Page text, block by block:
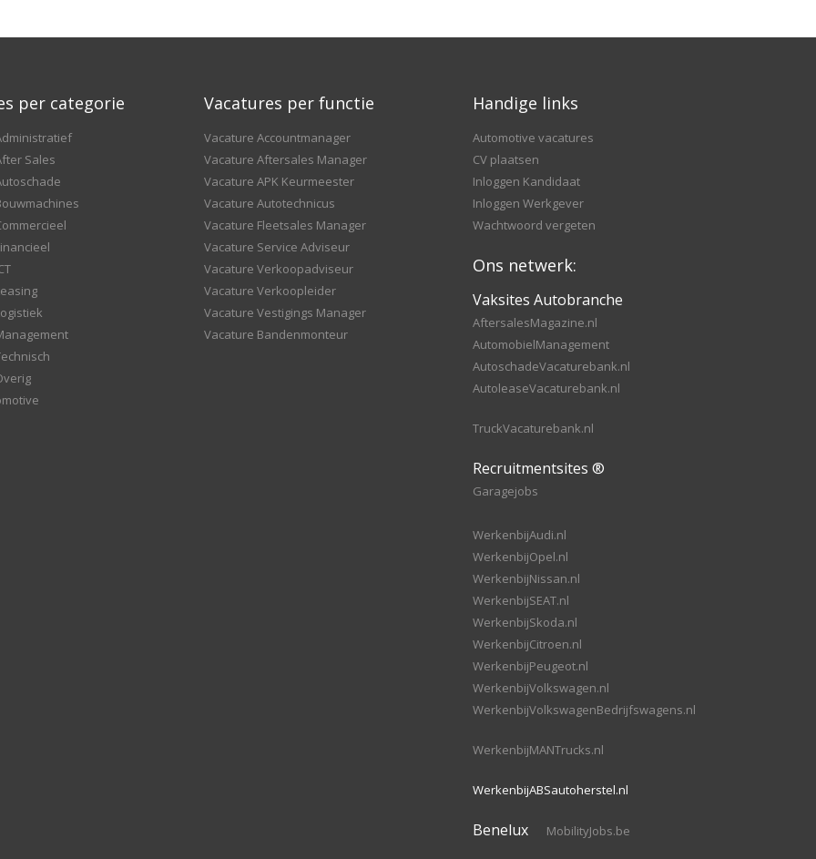
per categorie
Sales
Vacatures per functie
Vacature Accountmanager
Vacature Aftersales Manager
Vacature APK Keurmeester
Vacature Autotechnicus
Vacature Fleetsales Manager
Vacature Service Adviseur
Vacature Verkoopadviseur
Vacature Verkoopleider
Vacature Vestigings Manager
Vacature Bandenmonteur
Handige links
Automotive vacatures
CV plaatsen
Inloggen Kandidaat
Inloggen Werkgever
Wachtwoord vergeten
Ons netwerk:
Vaksites Autobranche
AftersalesMagazine.nl
AutomobielManagement
AutoschadeVacaturebank.nl
AutoleaseVacaturebank.nl
TruckVacaturebank.nl
Recruitmentsites ®
Garagejobs
WerkenbijAudi.nl
WerkenbijOpel.nl
WerkenbijNissan.nl
WerkenbijSEAT.nl
WerkenbijSkoda.nl
WerkenbijCitroen.nl
WerkenbijPeugeot.nl
WerkenbijVolkswagen.nl
WerkenbijVolkswagenBedrijfswagens.nl
WerkenbijMANTrucks.nl
WerkenbijABSautoherstel.nl
Benelux MobilityJobs.be